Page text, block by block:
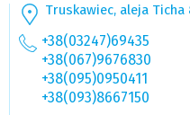
Truskawiec, aleja Ticha
+38(03247)69435
+38(067)9676830
+38(095)0950411
+38(093)8667150